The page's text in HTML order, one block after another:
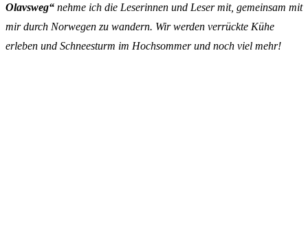
Olavsweg“ nehme ich die Leserinnen und Leser mit, gemeinsam mit
mir durch Norwegen zu wandern. Wir werden verrückte Kühe
erleben und Schneesturm im Hochsommer und noch viel mehr!